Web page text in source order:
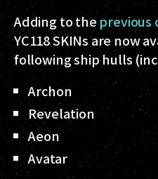
Adding to theprevious
YC118 SKINs are now
following ship hulls
Archon
Revelation
Aeon
Avatar